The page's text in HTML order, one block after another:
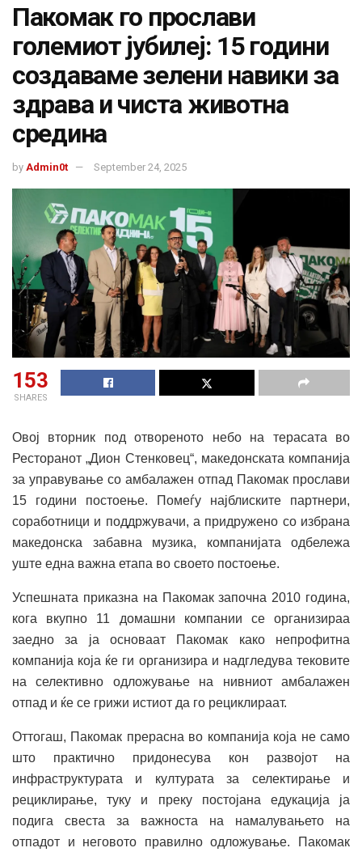
Пакомак го прослави
големиот јубилеј: 15 години
создаваме зелени навики за
здрава и чиста животна
средина
by Admin0t September 24, 2025
153
SHARES
Овој вторник под отвореното небо на терасата во
Ресторанот „Дион Стенковец“, македонската компанија
за управување со амбалажен отпад Пакомак прослави
15 години постоење. Помеѓу најблиските партнери,
соработници и поддржувачи, а придружено со избрана
македонска забавна музика, компанијата одбележа
уште една важна етапа во своето постоење.
Успешната приказна на Пакомак започна 2010 година,
кога вкупно 11 домашни компании се организираа
заедно за ја основаат Пакомак како непрофитна
компанија која ќе ги организира и надгледува тековите
на селективно одложување на нивниот амбалажен
отпад и ќе се грижи истиот да го рециклираат.
Оттогаш, Пакомак прерасна во компанија која не само
што практично придонесува кон развојот на
инфраструктурата и културата за селектирање и
рециклирање, туку и преку постојана едукација ја
подига свеста за важноста на намалувањето на
отпадот и неговото правилно одложување. Пакомак